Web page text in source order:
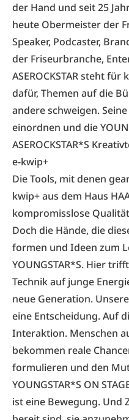
der Hand und seit 25
heute Obermeister der
Speaker, Podcaster,
der Friseurbranche,
ASEROCKSTAR steht
dafür, Themen auf die
andere schweigen.
einordnen und die
ASEROCKSTAR*S
e-kwip+
Die Tools, mit denen
kwip+ aus dem Haus
kompromisslose
Doch die Hände, die
formen und Ideen zum
YOUNGSTAR*S. Hier
Technik auf junge
neue Generation.
eine Entscheidung. Auf
Interaktion. Menschen
bekommen reale
formulieren und den
YOUNGSTAR*S ON
ist eine Bewegung. Und